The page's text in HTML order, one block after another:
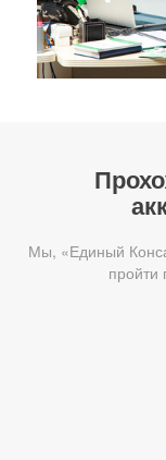
Мы, «Единый
пройти